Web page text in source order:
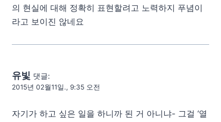
의 현실에 대해 정확히 표현할려고 노력하지 푸념이
라고 보이진 않네요
유빛 댓글:
2015년 02월11일., 9:35 오전
자기가 하고 싶은 일을 하니까 된 거 아니냐- 그걸 ‘열